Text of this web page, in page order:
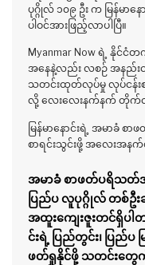
ပုဂ္ဂိုလ် ၁၀၉ ဦး က မြန်မာ
ပါဝင်အားဖြည့်လာပါပြီ။
Myanmar Now ရဲ့ နိုင်
အနေနဲ့လည်း လစဉ် အနည်း
သတင်းထုတ်လုပ်မှု လုပ်ငန်းစ
လို့ လေးလေးနက်နက် တိုက်
မြန်မာနောင်းရဲ့ အမာခံ
စာရင်းသွင်းဖို့ အလေးအနက်
အမာခံ စာဖတ်ပရိသတ်
ပြည်ပ လူပုဂ္ဂိုလ် တစ်ဦး
အထူးကျေးဇူးတင်ရှိပါ
င်းရဲ့ ပြည်တွင်း၊ ပြည်
ဖတ်ရှုနိုင်ဖို့ သတင်းတွေ